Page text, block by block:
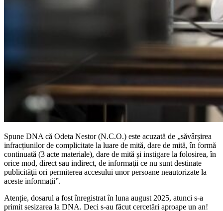
Spune DNA că Odeta Nestor (N.C.O.) este acuzată de „săvârșirea
infracțiunilor de complicitate la luare de mită, dare de mită, în formă
continuată (3 acte materiale), dare de mită și instigare la folosirea, în
orice mod, direct sau indirect, de informaţii ce nu sunt destinate
publicităţii ori permiterea accesului unor persoane neautorizate la
aceste informaţii”.
Atenție, dosarul a fost înregistrat în luna august 2025, atunci s-a
primit sesizarea la DNA. Deci s-au făcut cercetări aproape un an!